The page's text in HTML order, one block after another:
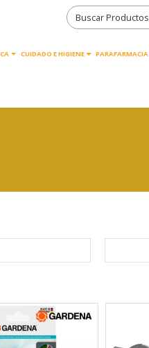
CUIDADO E HIGIENE PARAFARMACIA